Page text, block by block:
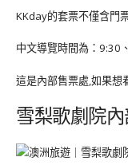
KKday的套票不僅含門
中文導覽時間為：9:30
這是內部售票處,如果想
雪梨歌劇院